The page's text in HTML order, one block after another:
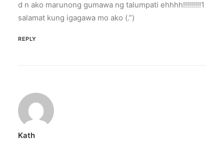
d n ako marunong gumawa ng talumpati ehhhh!!!!!!!!!1
salamat kung igagawa mo ako (.”)
REPLY
Kath